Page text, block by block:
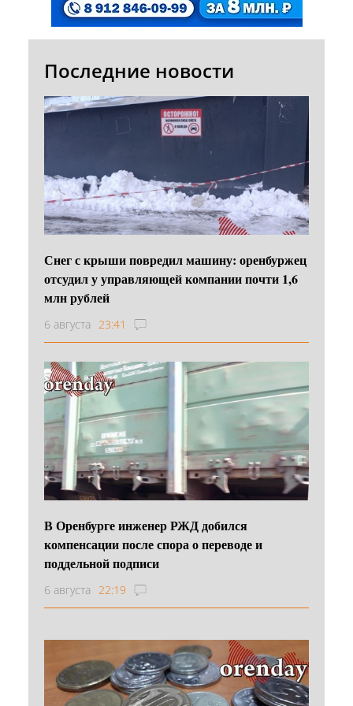
Последние новости
Снег с крыши повредил машину: оренбуржец
отсудил у управляющей компании почти 1,6
млн рублей
6 августа 23:41
В Оренбурге инженер РЖД добился
компенсации после спора о переводе и
поддельной подписи
6 августа 22:19